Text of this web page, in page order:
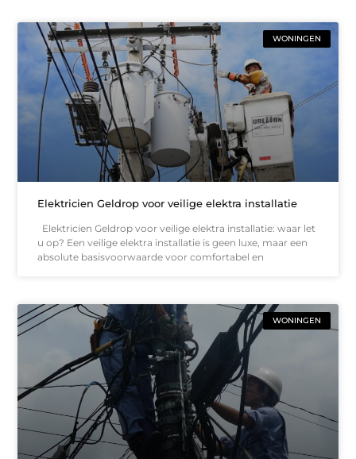
WONINGEN
Elektricien Geldrop voor veilige elektra installatie
Elektricien Geldrop voor veilige elektra installatie: waar let
u op? Een veilige elektra installatie is geen luxe, maar een
absolute basisvoorwaarde voor comfortabel en
WONINGEN